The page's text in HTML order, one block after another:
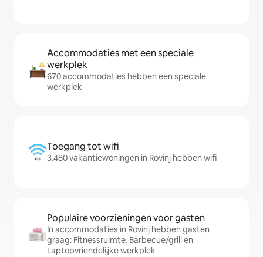
Accommodaties met een speciale
werkplek
670 accommodaties hebben een speciale
werkplek
Toegang tot wifi
3.480 vakantiewoningen in Rovinj hebben wifi
Populaire voorzieningen voor gasten
In accommodaties in Rovinj hebben gasten
graag: Fitnessruimte, Barbecue/grill en
Laptopvriendelijke werkplek